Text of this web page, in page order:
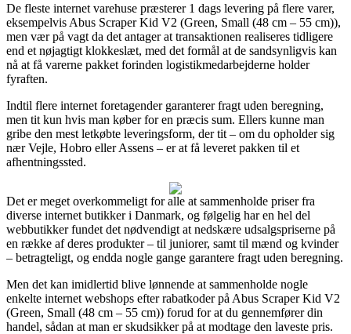
De fleste internet varehuse præsterer 1 dags levering på flere varer,
eksempelvis Abus Scraper Kid V2 (Green, Small (48 cm – 55 cm)),
men vær på vagt da det antager at transaktionen realiseres tidligere
end et nøjagtigt klokkeslæt, med det formål at de sandsynligvis kan
nå at få varerne pakket forinden logistikmedarbejderne holder
fyraften.
Indtil flere internet foretagender garanterer fragt uden beregning,
men tit kun hvis man køber for en præcis sum. Ellers kunne man
gribe den mest letkøbte leveringsform, der tit – om du opholder sig
nær Vejle, Hobro eller Assens – er at få leveret pakken til et
afhentningssted.
Det er meget overkommeligt for alle at sammenholde priser fra
diverse internet butikker i Danmark, og følgelig har en hel del
webbutikker fundet det nødvendigt at nedskære udsalgspriserne på
en række af deres produkter – til juniorer, samt til mænd og kvinder
– betragteligt, og endda nogle gange garantere fragt uden beregning.
Men det kan imidlertid blive lønnende at sammenholde nogle
enkelte internet webshops efter rabatkoder på Abus Scraper Kid V2
(Green, Small (48 cm – 55 cm)) forud for at du gennemfører din
handel, sådan at man er skudsikker på at modtage den laveste pris.